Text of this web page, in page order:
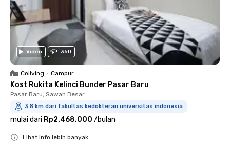
Video 360
Coliving • Campur
Kost Rukita Kelinci Bunder Pasar Baru
Pasar Baru, Sawah Besar
3.8 km dari fakultas kedokteran universitas indonesia
mulai dari Rp2.468.000 /bulan
Lihat info lebih banyak